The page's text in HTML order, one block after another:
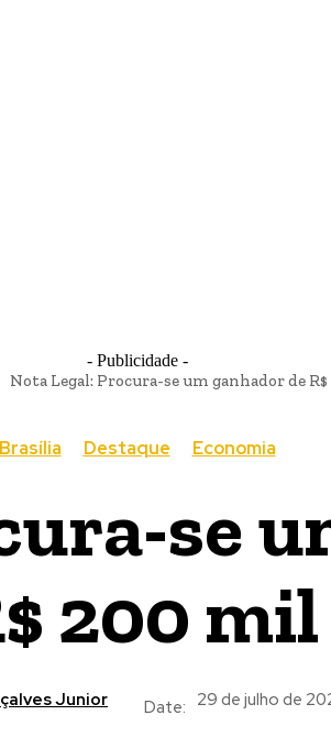
- Publicidade -
Nota Legal: Procura-se um ganhador de
Brasília Destaque Economia
se
200 mil
Junior Date: 29 de julho de